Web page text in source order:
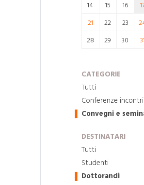
14
15 16
21
22 23
28
29 30 31
CATEGORIE
Tutti
Conferenze incontri
Convegni e
DESTINATARI
Tutti
Studenti
Dottorandi